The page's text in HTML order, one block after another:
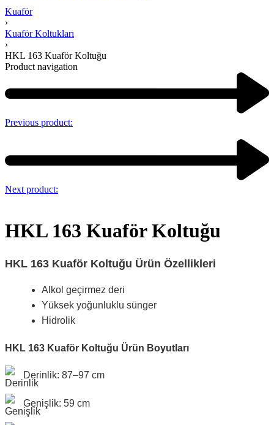
Kuaför
›
Kuaför Koltukları
›
HKL 163 Kuaför Koltuğu
Product navigation
Previous product:
Next product:
HKL 163 Kuaför Koltuğu
HKL 163 Kuaför Koltuğu Ürün Özellikleri
Alkol geçirmez deri
Yüksek yoğunluklu sünger
Hidrolik
HKL 163 Kuaför Koltuğu Ürün Boyutları
Derinlik: 87–97 cm
Genişlik: 59 cm